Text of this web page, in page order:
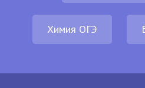
Химия ОГЭ